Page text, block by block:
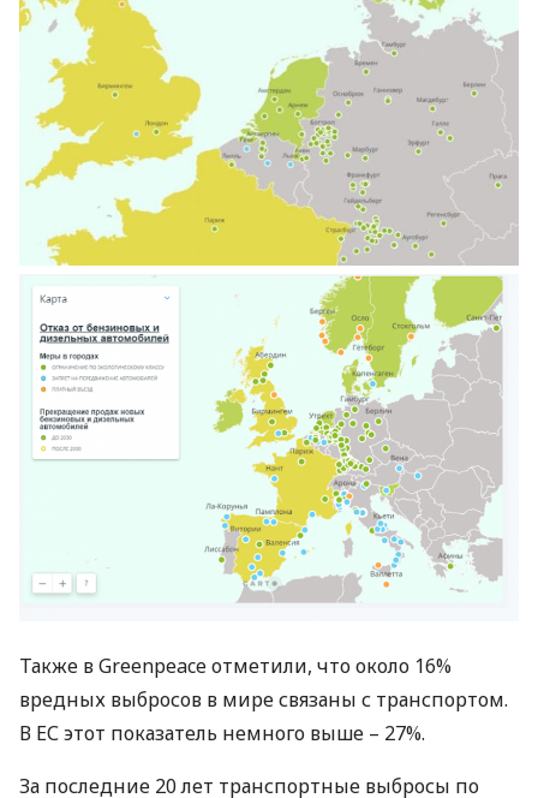
Также в Greenpeace отметили, что около 16%
вредных выбросов в мире связаны с транспортом.
В ЕС этот показатель немного выше – 27%.
За последние 20 лет транспортные выбросы по